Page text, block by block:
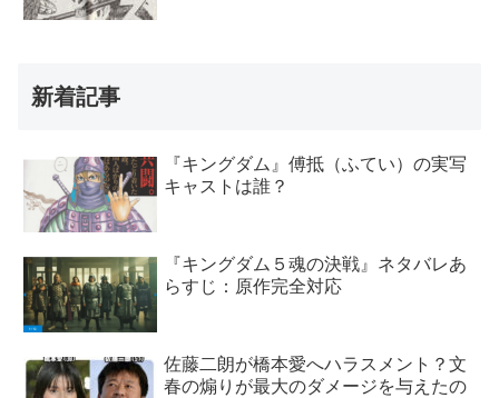
新着記事
『キングダム』傅抵（ふてい）の実写
キャストは誰？
『キングダム５魂の決戦』ネタバレあ
らすじ：原作完全対応
佐藤二朗が橋本愛へハラスメント？文
春の煽りが最大のダメージを与えたの